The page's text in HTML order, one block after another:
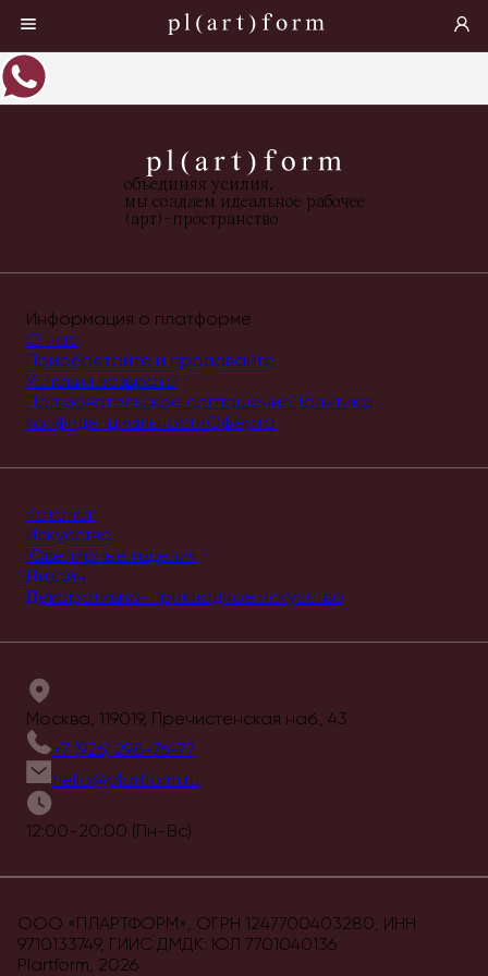
объединяя усилия,
мы создаем идеальное рабочее
(арт)-пространство
Информация о платформе
О нас
Приобретайте и продавайте
Условия возврата
Пользовательское соглашениеПолитика
конфиденциальностиОферта
Каталог
Искусство
Ювелирные изделия
Дизайн
Декоративно-прикладное искусство
Москва, 119019, Пречистенская наб., 43
+7 (926) 298-76-77
hello@plartform.ru
12:00-20:00 (Пн-Вс)
ООО «ПЛАРТФОРМ», ОГРН 1247700403280, ИНН
9710133749, ГИИС ДМДК: ЮЛ 7701040136
Plartform, 2026